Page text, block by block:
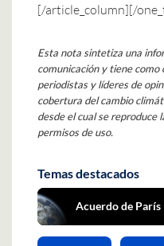
[/article_column][/
Esta nota sintetiza una
comunicación y tiene
periodistas y líderes de
cobertura del cambio
desde el cual se reproduce
permisos de uso.
Temas destacados
Acuerdo de París